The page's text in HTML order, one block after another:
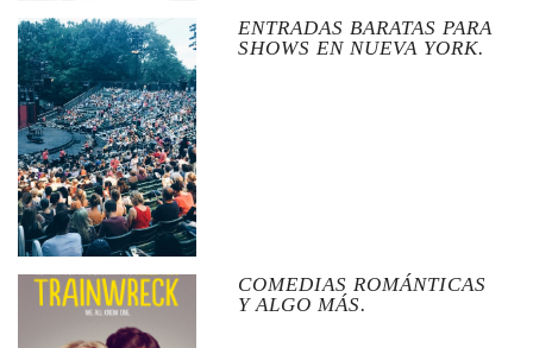
ENTRADAS BARATAS PARA
SHOWS EN NUEVA YORK.
COMEDIAS ROMÁNTICAS
Y ALGO MÁS.